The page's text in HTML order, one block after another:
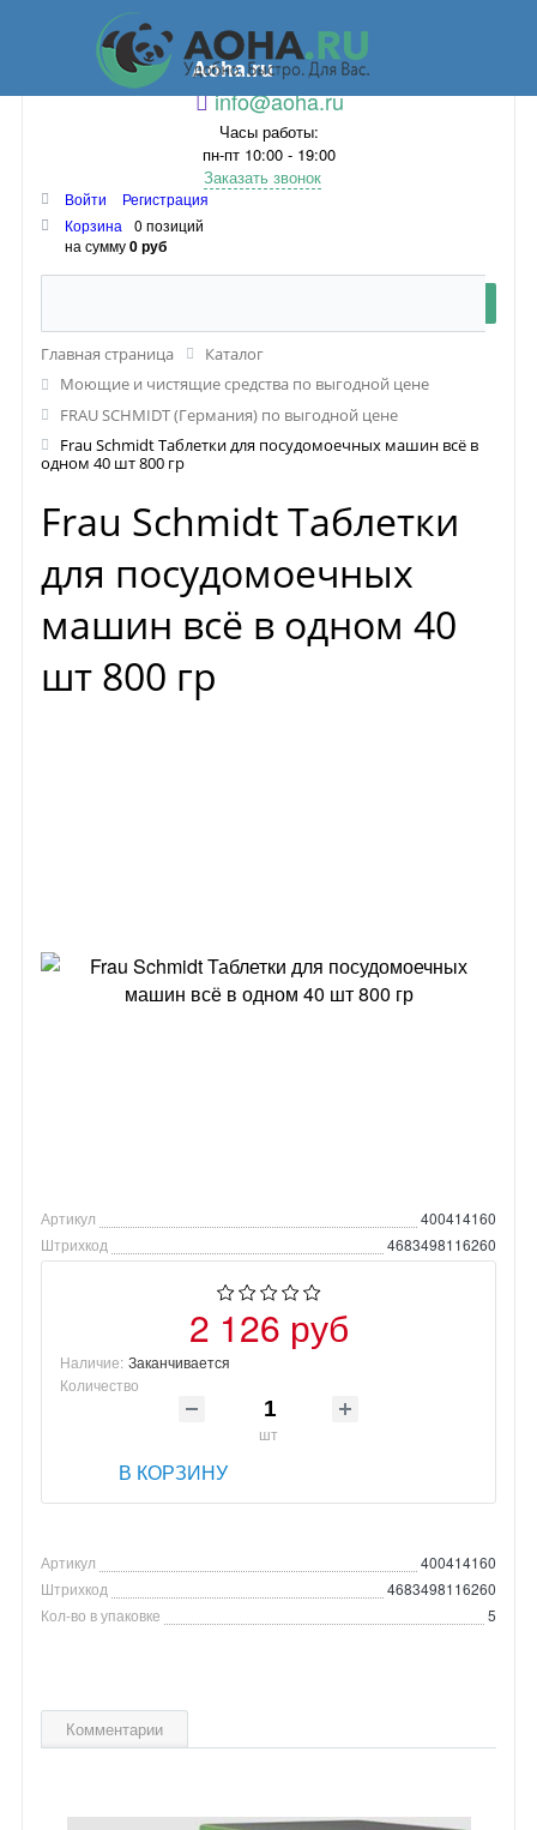
Aoha.ru
info@aoha.ru
Часы работы:
пн-пт 10:00 - 19:00
Заказать звонок
Войти
Регистрация
Корзина
0 позиций
на сумму0 руб
Главная страница
Каталог
Моющие и чистящие средства по выгодной цене
FRAU SCHMIDT (Германия) по выгодной цене
Frau Schmidt Таблетки для посудомоечных машин всё в
одном 40 шт 800 гр
Frau Schmidt Таблетки
для посудомоечных
машин всё в одном 40
шт 800 гр
Артикул
400414160
Штрихкод
4683498116260
2 126 руб
Наличие: Заканчивается
Количество
шт
В КОРЗИНУ
Артикул
400414160
Штрихкод
4683498116260
Кол-во в упаковке
5
Комментарии